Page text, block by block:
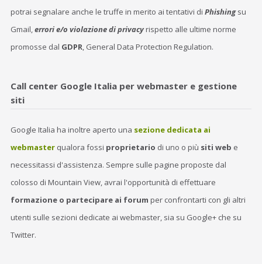
potrai segnalare anche le truffe in merito ai tentativi di Phishingsu
Gmail,errori e/o violazione di privacyrispetto alle ultime norme
promosse dal GDPR, General Data Protection Regulation.
Call center Google Italia per webmaster e gestione
siti
Google Italia ha inoltre aperto una sezione dedicata ai
webmasterqualora fossi proprietario di uno o più siti web e
necessitassi d'assistenza. Sempre sulle pagine proposte dal
colosso di Mountain View, avrai l'opportunità di effettuare
formazione o partecipare ai forum per confrontarti con gli altri
utenti sulle sezioni dedicate ai webmaster, sia su Google+ che su
Twitter.